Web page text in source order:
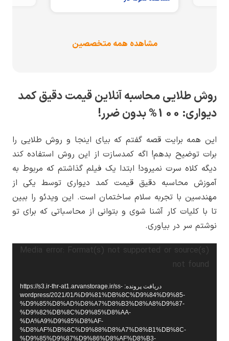
مشاهده همه متخصصین
روش طلایی محاسبه آنلاین قیمت دقیق کمد
دیواری: 100% بدون ضرر!
این همه برایت قصه گفتم که بیای اینجا و روش طلایی را
برات توضیح بدهم! اگه کمدسازت از این روش استفاده کند
دیگه کلاه سرت نمیرود! ابتدا یک فیلم گذاشتم که مربوط به
آموزش محاسبه دقیق قیمت کمد دیواری توسط یکی از
مهندسین با تجربه سلام ساختمان است. این ویدئو را ببین
تا با کلیات کار آشنا شوی و بتوانی از محاسباتی که برای تو
نوشتم سر در بیاوری.
نمایشگر
ویدیو
Media error: Format(s) not supported or source(s)
not found
دریافت پرونده: https://s3.ir-thr-at1.arvanstorage.ir/ss-
wordpress/2021/01/%D9%81%DB%8C%D9%84%D9%85-
%D9%85%D8%AD%D8%A7%D8%B3%D8%A8%D9%87-
%D9%82%DB%8C%D9%85%D8%AA-
%DA%A9%D9%85%D8%AF-
%D8%AF%DB%8C%D9%88%D8%A7%D8%B1%DB%8C-
%D9%85%D9%87%D9%86%D8%AF%D8%B3-